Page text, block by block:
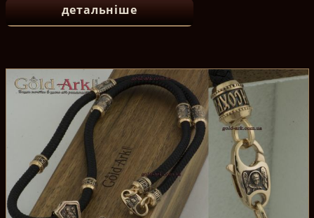
детальніше